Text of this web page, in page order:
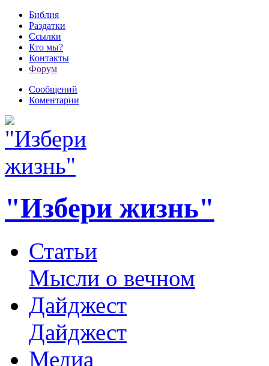
Библия
Раздатки
Ссылки
Кто мы?
Контакты
Форум
Сообщений
Коментарии
"Избери жизнь"
Статьи
Мысли о вечном
Дайджест
Дайджест
Медиа